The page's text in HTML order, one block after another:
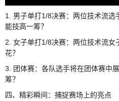
1. 男子单打1/8决赛：两位技术流选
能技高一筹？
2. 女子单打1/8决赛：两位技术流女
花？
3. 团体赛：各队选手将在团体赛中
筹？
四、精彩瞬间：捕捉赛场上的亮点